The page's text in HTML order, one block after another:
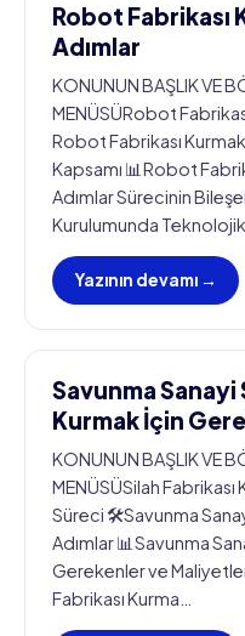
Robot Fabrikası
Adımlar
KONUNUN BAŞLIK VE
MENÜSÜRobot
Robot Fabrikası
Kapsamı 📊Robot
Adımlar Sürecinin
Kurulumunda Teknolojik
Yazının devamı →
Savunma Sanayi
Kurmak İçin
KONUNUN BAŞLIK VE
MENÜSÜSilah
Süreci 🛠️Savunma
Adımlar 📊Savunma
Gerekenler ve
Fabrikası Kurma…